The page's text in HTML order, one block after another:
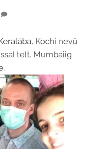
Kochi nevű
telt. Mumbaiig